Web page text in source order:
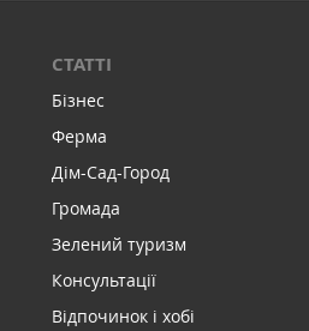
СТАТТІ
Бізнес
Ферма
Дім-Сад-Город
Громада
Зелений туризм
Консультації
Відпочинок і хобі